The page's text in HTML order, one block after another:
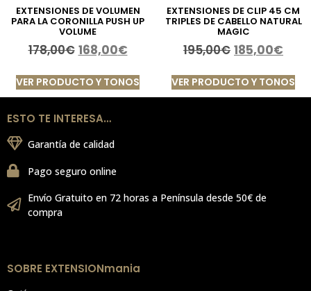
EXTENSIONES DE VOLUMEN
PARA LA CORONILLA PUSH UP
VOLUME
178,00€ 168,00€
VER PRODUCTO Y TONOS
EXTENSIONES DE CLIP 45 CM
TRIPLES DE CABELLO NATURAL
MAGIC
195,00€ 185,00€
VER PRODUCTO Y TONOS
ESTO TE INTERESA…
Garantía de calidad
Pago seguro online
Envío Gratuito en 72 horas a Península desde 50€ de
compra
SOBRE EXTENSIONmania